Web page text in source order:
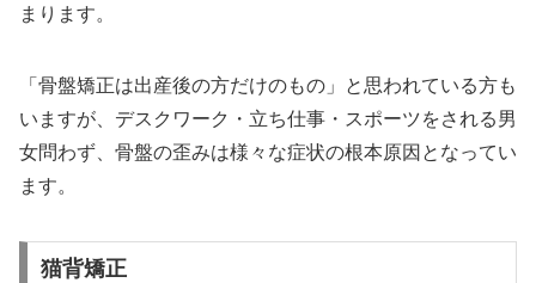
まります。
「骨盤矯正は出産後の方だけのもの」と思われている方も
いますが、デスクワーク・立ち仕事・スポーツをされる男
女問わず、骨盤の歪みは様々な症状の根本原因となってい
ます。
猫背矯正